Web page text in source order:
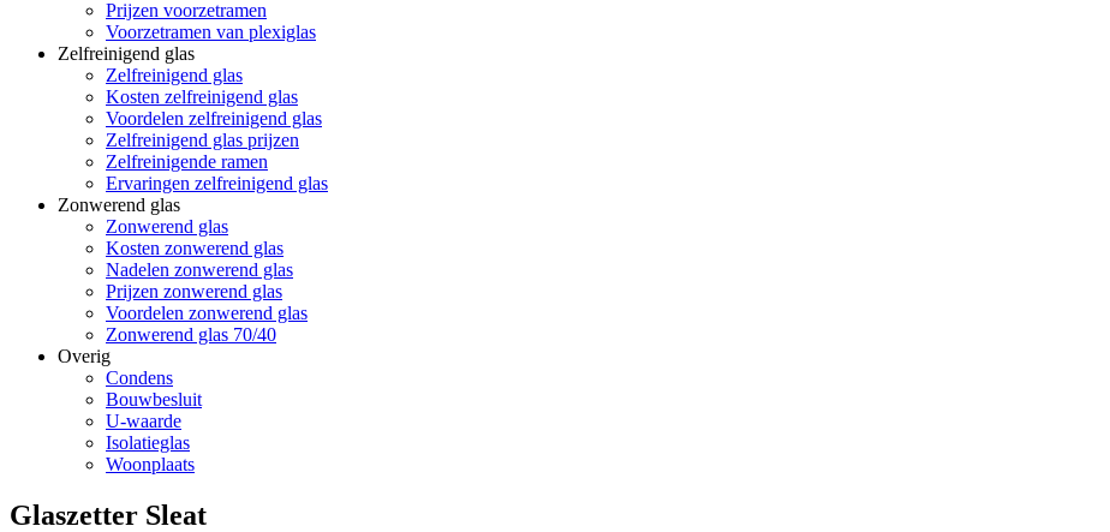
Prijzen voorzetramen
Voorzetramen van plexiglas
Zelfreinigend glas
Zelfreinigend glas
Kosten zelfreinigend glas
Voordelen zelfreinigend glas
Zelfreinigend glas prijzen
Zelfreinigende ramen
Ervaringen zelfreinigend glas
Zonwerend glas
Zonwerend glas
Kosten zonwerend glas
Nadelen zonwerend glas
Prijzen zonwerend glas
Voordelen zonwerend glas
Zonwerend glas 70/40
Overig
Condens
Bouwbesluit
U-waarde
Isolatieglas
Woonplaats
Glaszetter Sleat